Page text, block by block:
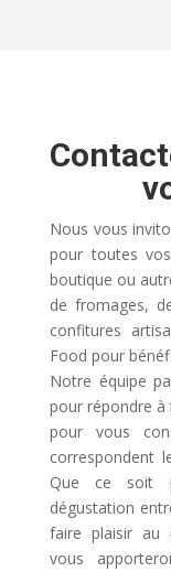
Nous vous
pour toutes
boutique ou
de fromages,
confitures
Food pour
Notre équipe
pour répondre
pour vous
correspondent
Que ce soit
dégustation
faire plaisir au
vous